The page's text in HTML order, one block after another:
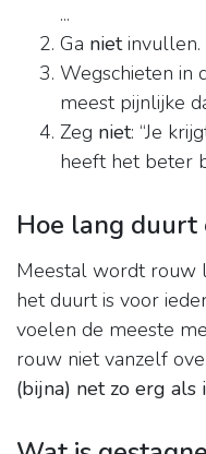
...
Ga nietinvullen.
Wegschieten in
meest pijnlijke
Zeg niet: “Je
heeft het beter
Hoe lang duurt
Meestal wordt rouw
het duurt is voor
voelen de meeste
rouw niet vanzelf
(bijna) net zo erg als